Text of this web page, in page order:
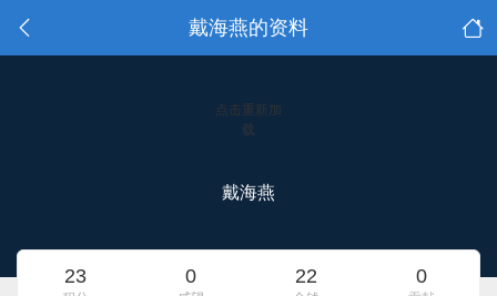
戴海燕的资料
点击重新加
载
戴海燕
23 0 22 0